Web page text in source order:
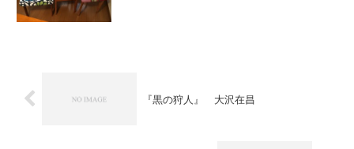
『黒の狩人』 大沢在昌